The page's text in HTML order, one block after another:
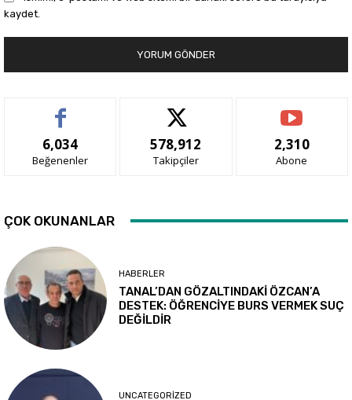
kaydet.
6,034
Beğenenler
578,912
Takipçiler
2,310
Abone
ÇOK OKUNANLAR
HABERLER
TANAL’DAN GÖZALTINDAKİ ÖZCAN’A
DESTEK: ÖĞRENCİYE BURS VERMEK SUÇ
DEĞİLDİR
UNCATEGORIZED